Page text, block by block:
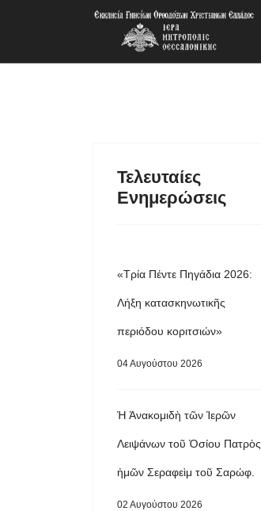
Τελευταίες
Ενημερώσεις
«Τρία Πέντε Πηγάδια 2026:
Λήξη κατασκηνωτικῆς
περιόδου κοριτσιών»
04 Αυγούστου 2026
Ἡ Ἀνακομιδὴ τῶν Ἱερῶν
Λειψάνων τοῦ Ὁσίου Πατρὸς
ἡμῶν Σεραφεὶμ τοῦ Σαρώφ.
02 Αυγούστου 2026